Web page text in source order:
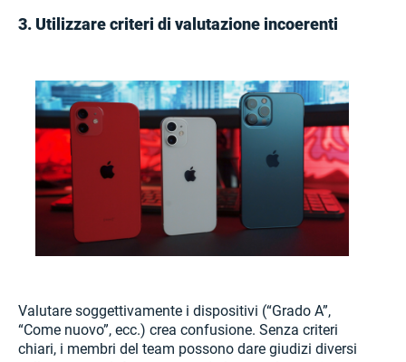
3. Utilizzare criteri di valutazione incoerenti
Valutare soggettivamente i dispositivi (“Grado A”,
“Come nuovo”, ecc.) crea confusione. Senza criteri
chiari, i membri del team possono dare giudizi diversi